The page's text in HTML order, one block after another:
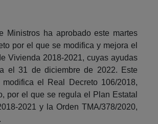
Ministros ha aprobado este martes
por el que se modifica y mejora el
Vivienda 2018-2021, cuyas ayudas
el 31 de diciembre de 2022. Este
modifica el Real Decreto 106/2018,
por el que se regula el Plan Estatal
2021 y la Orden TMA/378/2020,